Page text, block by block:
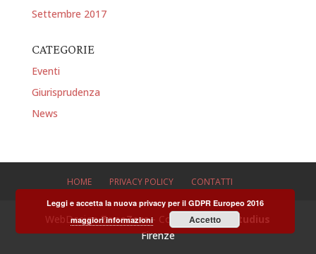
Settembre 2017
CATEGORIE
Eventi
Giurisprudenza
News
HOME PRIVACY POLICY CONTATTI
WebDesignZonaZero- Copyright 2025
Studius
Firenze
Leggi e accetta la nuova privacy per il GDPR Europeo 2016
maggiori informazioni
Accetto